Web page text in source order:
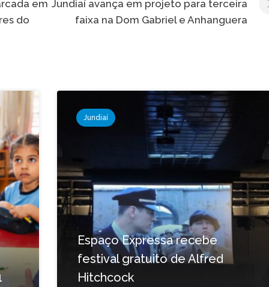
em
do
Jundiaí avança em projeto para terceira
faixa na Dom Gabriel e Anhanguera
Jundiaí
Espaço Expressa recebe
festival gratuito de Alfred
Hitchcock